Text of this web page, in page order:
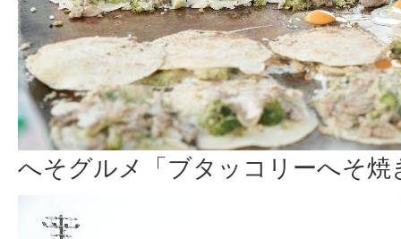
へそグルメ「ブタッコリーへそ焼